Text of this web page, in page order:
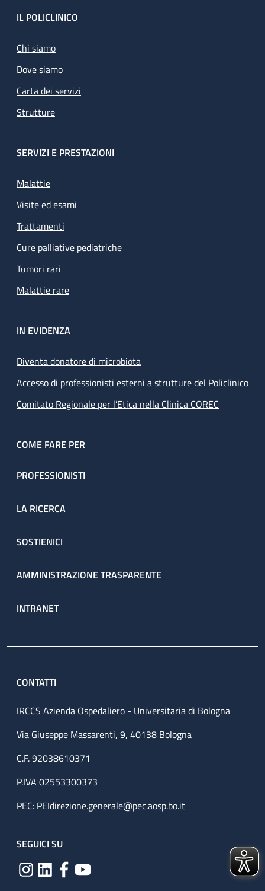
Footer
IL POLICLINICO
Chi siamo
Dove siamo
Carta dei servizi
Strutture
SERVIZI E PRESTAZIONI
Malattie
Visite ed esami
Trattamenti
Cure palliative pediatriche
Tumori rari
Malattie rare
IN EVIDENZA
Diventa donatore di microbiota
Accesso di professionisti esterni a strutture del Policlinico
Comitato Regionale per l’Etica nella Clinica COREC
COME FARE PER
PROFESSIONISTI
LA RICERCA
SOSTIENICI
AMMINISTRAZIONE TRASPARENTE
INTRANET
CONTATTI
IRCCS Azienda Ospedaliero - Universitaria di Bologna
Via Giuseppe Massarenti, 9, 40138 Bologna
C.F. 92038610371
P.IVA 02553300373
PEC: PEIdirezione.generale@pec.aosp.bo.it
SEGUICI SU